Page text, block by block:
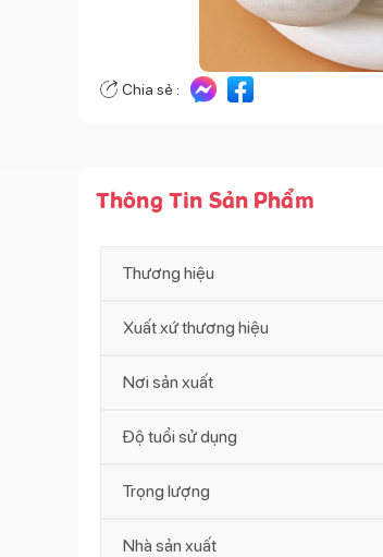
Chia sẻ :
Thông Tin Sản Phẩm
Thương hiệu
Xuất xứ thương hiệu
Nơi sản xuất
Độ tuổi sử dụng
Trọng lượng
Nhà sản xuất